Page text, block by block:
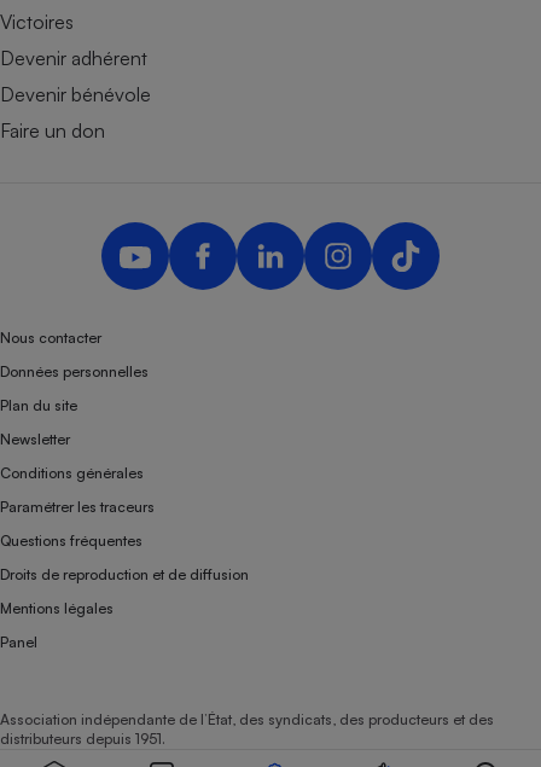
Victoires
Devenir adhérent
Devenir bénévole
Faire un don
Nous contacter
Données personnelles
Plan du site
Newsletter
Conditions générales
Paramétrer les traceurs
Questions fréquentes
Droits de reproduction et de diffusion
Mentions légales
Panel
Association indépendante de l’État, des syndicats, des producteurs et des
distributeurs depuis 1951.